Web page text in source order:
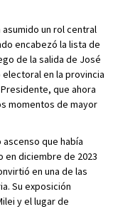
un rol central
encabezó la lista de
de la salida de José
en la provincia
que ahora
momentos de mayor
que había
en diciembre de 2023
en una de las
Su exposición
y el lugar de